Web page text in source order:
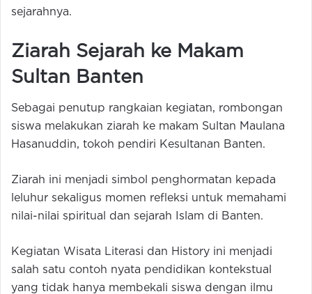
sejarahnya.
Ziarah Sejarah ke Makam
Sultan Banten
Sebagai penutup rangkaian kegiatan, rombongan
siswa melakukan ziarah ke makam Sultan Maulana
Hasanuddin, tokoh pendiri Kesultanan Banten.
Ziarah ini menjadi simbol penghormatan kepada
leluhur sekaligus momen refleksi untuk memahami
nilai-nilai spiritual dan sejarah Islam di Banten.
Kegiatan Wisata Literasi dan History ini menjadi
salah satu contoh nyata pendidikan kontekstual
yang tidak hanya membekali siswa dengan ilmu